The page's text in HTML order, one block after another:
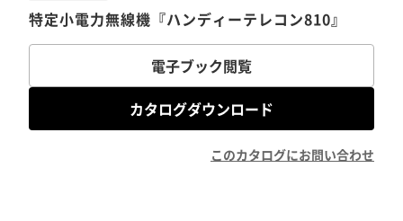
特定小電力無線機『ハンディーテレコン810』
電子ブック閲覧
カタログダウンロード
このカタログにお問い合わせ